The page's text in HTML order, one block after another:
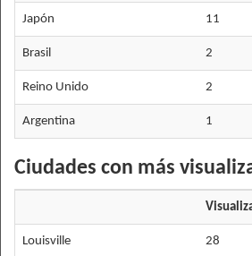
Japón 11
Brasil 2
Reino Unido 2
Argentina 1
Ciudades con más
Louisville 28